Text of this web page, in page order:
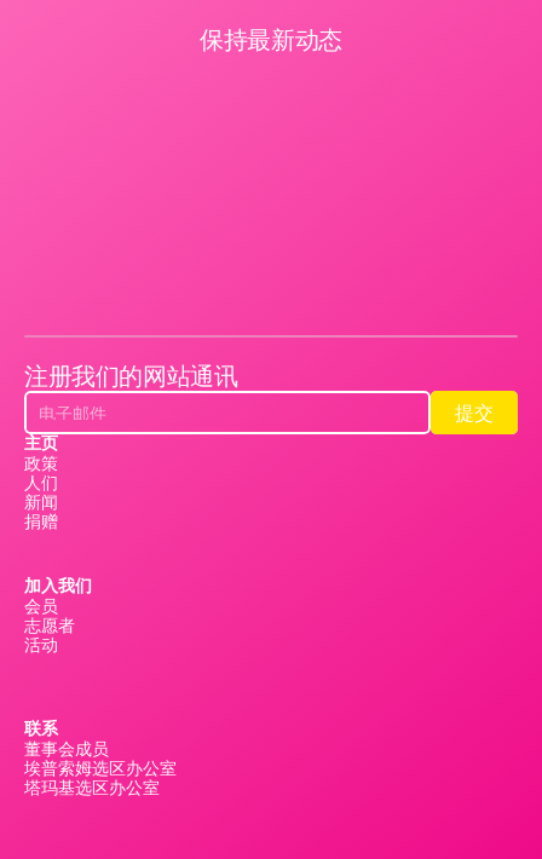
保持最新动态
注册我们的网站通讯
提交
提交
主页
政策
人们
新闻
捐赠
加入我们
会员
志愿者
活动
联系
董事会成员
埃普索姆选区办公室
塔玛基选区办公室